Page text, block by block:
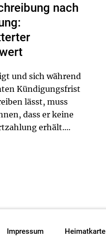
nach
und sich während
Kündigungsfrist
lässt, muss
dass er keine
erhält.
Impressum Heimatkarte